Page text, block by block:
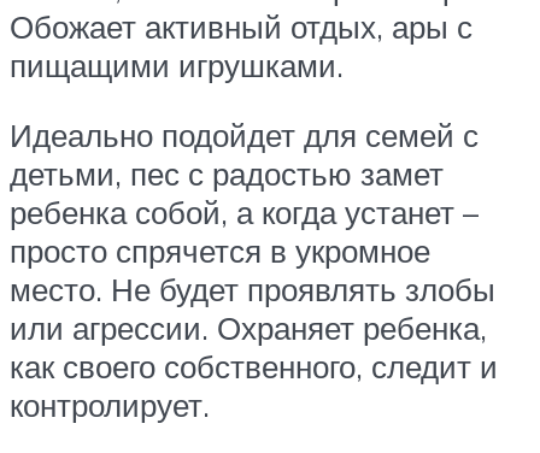
Обожает активный отдых, ары с
пищащими игрушками.
Идеально подойдет для семей с
детьми, пес с радостью замет
ребенка собой, а когда устанет –
просто спрячется в укромное
место. Не будет проявлять злобы
или агрессии. Охраняет ребенка,
как своего собственного, следит и
контролирует.